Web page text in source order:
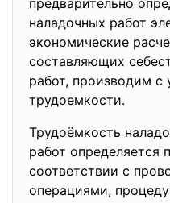
предварительно
наладочных работ
экономические
составляющих
работ, производим с
трудоемкости.
Трудоёмкость
работ определяется
соответствии с
операциями,